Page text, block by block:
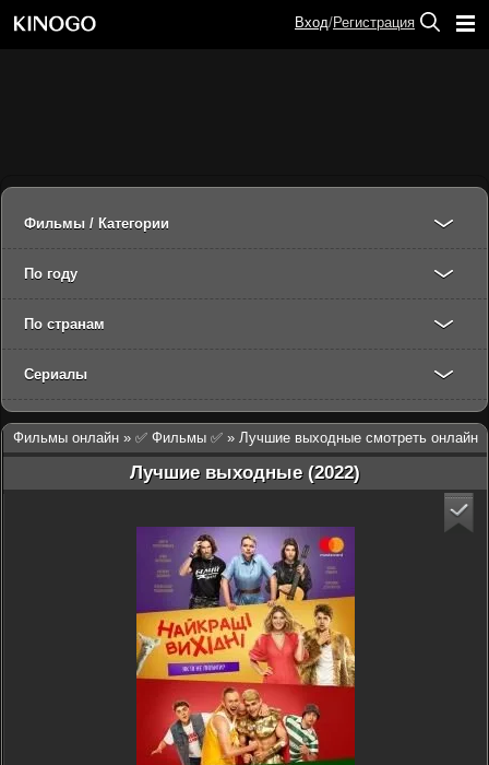
Фильмы / Категории
По году
По странам
Сериалы
Фильмы онлайн » ✅ Фильмы ✅ » Лучшие выходные смотреть онлайн
Лучшие выходные (2022)
Вход/Регистрация